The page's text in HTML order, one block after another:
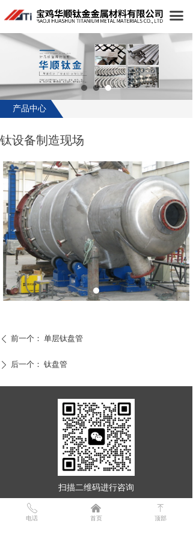
끀
首页
公司简介
产品中心
生产设备
新闻中心
在线留言
联系我们
产品中心
钛设备制造现场
ꄴ 前一个： 单层钛盘管
ꄲ 后一个： 钛盘管
扫描二维码进行咨询
ꂅ
电话
낀
首页
ꁸ
顶部